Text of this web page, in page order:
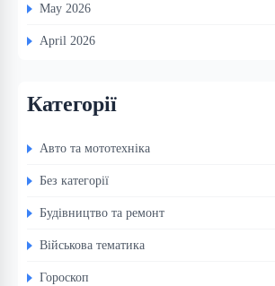
May 2026
April 2026
Категорії
Авто та мототехніка
Без категорії
Будівництво та ремонт
Військова тематика
Гороскоп